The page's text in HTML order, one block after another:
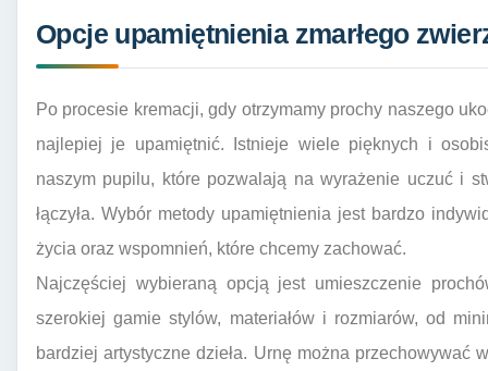
Opcje upamiętnienia zmarłego
Po procesie kremacji, gdy otrzymamy prochy naszego
najlepiej je upamiętnić. Istnieje wiele pięknych i
naszym pupilu, które pozwalają na wyrażenie uczuć i
łączyła. Wybór metody upamiętnienia jest bardzo
życia oraz wspomnień, które chcemy zachować.
Najczęściej wybieraną opcją jest umieszczenie
szerokiej gamie stylów, materiałów i rozmiarów, od
bardziej artystyczne dzieła. Urnę można przechowywać